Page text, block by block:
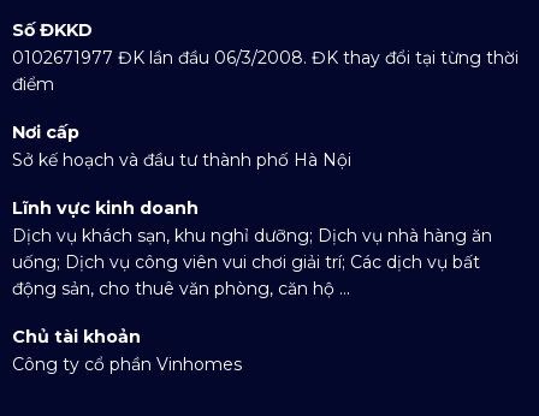
Số ĐKKD
0102671977 ĐK lần đầu 06/3/2008. ĐK thay đổi tại từng thời
điểm
Nơi cấp
Sở kế hoạch và đầu tư thành phố Hà Nội
Lĩnh vực kinh doanh
Dịch vụ khách sạn, khu nghỉ dưỡng; Dịch vụ nhà hàng ăn
uống; Dịch vụ công viên vui chơi giải trí; Các dịch vụ bất
động sản, cho thuê văn phòng, căn hộ ...
Chủ tài khoản
Công ty cổ phần Vinhomes